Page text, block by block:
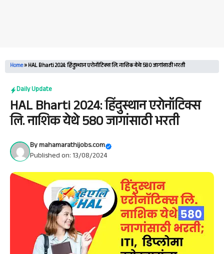
Home»HAL Bharti 2024: हिंदुस्थान एरोनॉटिक्स लि. नाशिक येथे 580 जागांसाठी भरती
Daily Update
HAL Bharti 2024: हिंदुस्थान एरोनॉटिक्स
लि. नाशिक येथे 580 जागांसाठी भरती
Bymahamarathijobs.com
Published on: 13/08/2024